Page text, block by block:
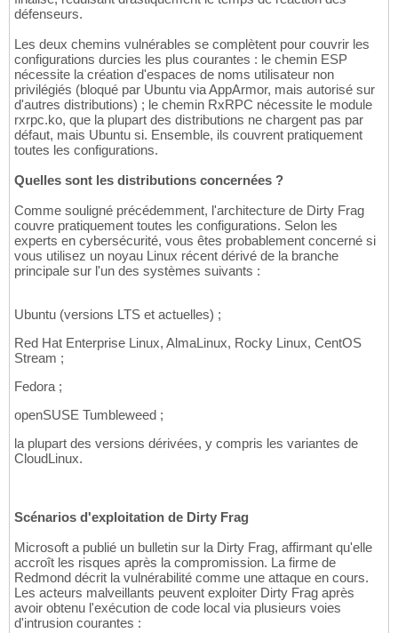
défenseurs.
Les deux chemins vulnérables se complètent pour couvrir les
configurations durcies les plus courantes : le chemin ESP
nécessite la création d'espaces de noms utilisateur non
privilégiés (bloqué par Ubuntu via AppArmor, mais autorisé sur
d'autres distributions) ; le chemin RxRPC nécessite le module
rxrpc.ko, que la plupart des distributions ne chargent pas par
défaut, mais Ubuntu si. Ensemble, ils couvrent pratiquement
toutes les configurations.
Quelles sont les distributions concernées ?
Comme souligné précédemment, l'architecture de Dirty Frag
couvre pratiquement toutes les configurations. Selon les
experts en cybersécurité, vous êtes probablement concerné si
vous utilisez un noyau Linux récent dérivé de la branche
principale sur l'un des systèmes suivants :
Ubuntu (versions LTS et actuelles) ;
Red Hat Enterprise Linux, AlmaLinux, Rocky Linux, CentOS
Stream ;
Fedora ;
openSUSE Tumbleweed ;
la plupart des versions dérivées, y compris les variantes de
CloudLinux.
Scénarios d'exploitation de Dirty Frag
Microsoft a publié un bulletin sur la Dirty Frag, affirmant qu'elle
accroît les risques après la compromission. La firme de
Redmond décrit la vulnérabilité comme une attaque en cours.
Les acteurs malveillants peuvent exploiter Dirty Frag après
avoir obtenu l'exécution de code local via plusieurs voies
d'intrusion courantes :